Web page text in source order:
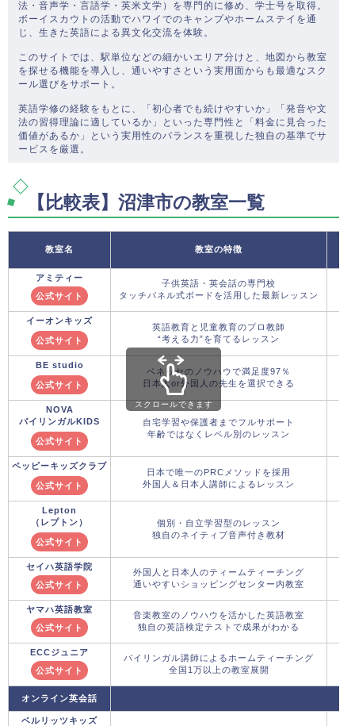
法・音声学・言語学・英米文学）を専門的に修め、学士号を取得。
ボーイスカウトの活動でハワイでのキャンプやホームステイを通
じ、生きた英語による異文化交流を体験。
このサイトでは、駅単位などの細かいエリア分けと、地図から教室
を探せる機能を導入し、通いやすさという実用面からも最適なスク
ール選びをサポート。
英語学修の経験をもとに、「初心者でも続けやすいか」「発音や文
法の習得理論に適しているか」といった専門性と「料金に見合った
価値があるか」という実用性のバランスを重視した独自の基準でサ
ービスを厳選。
【比較表】沼津市の教室一覧
教室名 教室の特徴
アミティー
公式サイト
子供英語・英会話の専門校
タッチパネル式ボードを活用した最新レッスン
イーオンキッズ
公式サイト
英語教育と児童教育のプロ教師
“考える力”を育てるレッスン
BE studio
公式サイト
ベネッセのノウハウで満足度97％
日本人or外国人の先生を選択できる
NOVA
バイリンガルKIDS
公式サイト
自宅学習や保護者までフルサポート
年齢ではなくレベル別のレッスン
ペッピーキッズクラブ
公式サイト
日本で唯一のPRCメソッドを採用
外国人＆日本人講師によるレッスン
Lepton
（レプトン）
公式サイト
個別・自立学習型のレッスン
独自のネイティブ音声付き教材
セイハ英語学院
公式サイト
外国人と日本人のティームティーチング
通いやすいショッピングセンター内教室
ヤマハ英語教室
公式サイト
音楽教室のノウハウを活かした英語教室
独自の英語検定テストで成果がわかる
ECCジュニア
公式サイト
バイリンガル講師によるホームティーチング
全国1万以上の教室展開
オンライン英会話
ベルリッツキッズ
スクロールできます